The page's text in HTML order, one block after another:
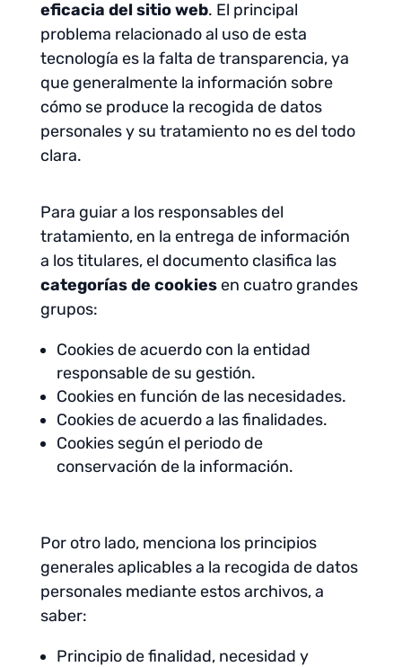
eficacia del sitio web. El principal
problema relacionado al uso de esta
tecnología es la falta de transparencia, ya
que generalmente la información sobre
cómo se produce la recogida de datos
personales y su tratamiento no es del todo
clara.
Para guiar a los responsables del
tratamiento, en la entrega de información
a los titulares, el documento clasifica las
categorías de cookiesen cuatro grandes
grupos:
Cookies de acuerdo con la entidad
responsable de su gestión.
Cookies en función de las necesidades.
Cookies de acuerdo a las finalidades.
Cookies según el periodo de
conservación de la información.
Por otro lado, menciona los principios
generales aplicables a la recogida de datos
personales mediante estos archivos, a
saber:
Principio de finalidad, necesidad y